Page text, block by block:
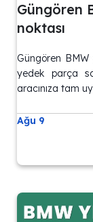
Güngören
noktası
Güngören BMW
yedek parça
aracınıza tam
Ağu 9